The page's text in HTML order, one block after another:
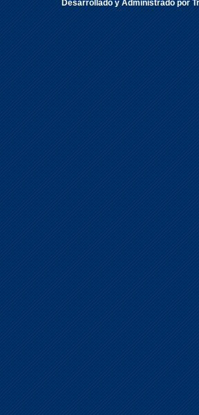
Desarrollado y Administrado por